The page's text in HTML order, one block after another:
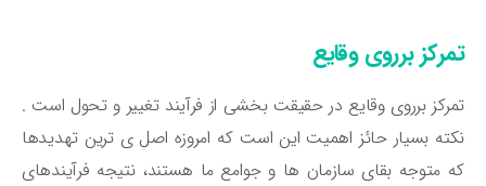
برروی وقایع
برروی وقایع در حقیقت بخشی از فرآیند تغییر و تحول است .
بسیار حائز اهمیت این است که امروزه اصل ی ترین تهدیدها
متوجه بقای سازمان ها و جوامع ما هستند، نتیجه فرآیندهای